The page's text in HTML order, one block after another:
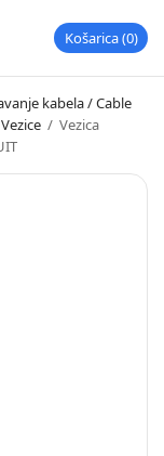
Košarica 0
kabela / Cable
Vezice / Vezica